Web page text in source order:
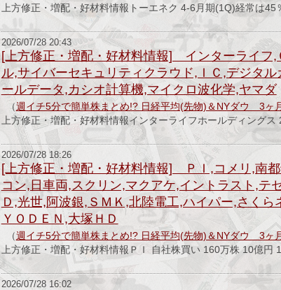
上方修正・増配・好材料情報トーエネク 4-6月期(1Q)経常は
2026/07/28 20:43
[上方修正・増配・好材料情報] インターライフ,
ル,サイバーセキュリティクラウド,ＩＣ,デジタ
ールデータ,カシオ計算機,マイクロ波化学,ヤマダ
（週イチ5分で簡単株まとめ!? 日経平均(先物)＆NYダウ 3ヶ
上方修正・増配・好材料情報インターライフホールディング
2026/07/28 18:26
[上方修正・増配・好材料情報] ＰＩ,コメリ,南
コン,日車両,スクリン,マクアケ,イントラスト,テ
Ｄ,光世,阿波銀,ＳＭＫ,北陸電工,ハイパー,さく
ＹＯＤＥＮ,大塚ＨＤ
（週イチ5分で簡単株まとめ!? 日経平均(先物)＆NYダウ 3ヶ
上方修正・増配・好材料情報ＰＩ 自社株買い 160万株 10億円
2026/07/28 16:02